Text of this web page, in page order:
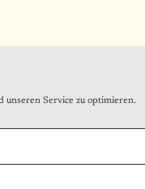
unseren Service zu optimieren.